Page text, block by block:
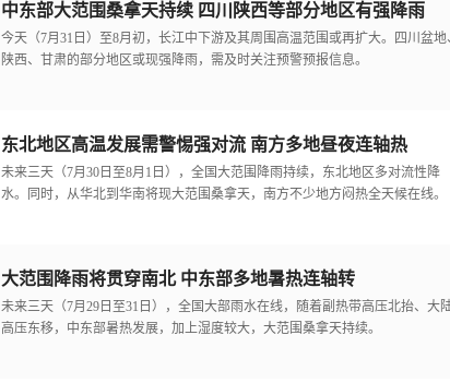
中东部大范围桑拿天持续 四川陕西等部分地区有强降雨
今天（7月31日）至8月初，长江中下游及其周围高温范围或再扩大。四川盆地
陕西、甘肃的部分地区或现强降雨，需及时关注预警预报信息。
东北地区高温发展需警惕强对流 南方多地昼夜连轴热
未来三天（7月30日至8月1日），全国大范围降雨持续，东北地区多对流性降
水。同时，从华北到华南将现大范围桑拿天，南方不少地方闷热全天候在线。
大范围降雨将贯穿南北 中东部多地暑热连轴转
未来三天（7月29日至31日），全国大部雨水在线，随着副热带高压北抬、大
高压东移，中东部暑热发展，加上湿度较大，大范围桑拿天持续。